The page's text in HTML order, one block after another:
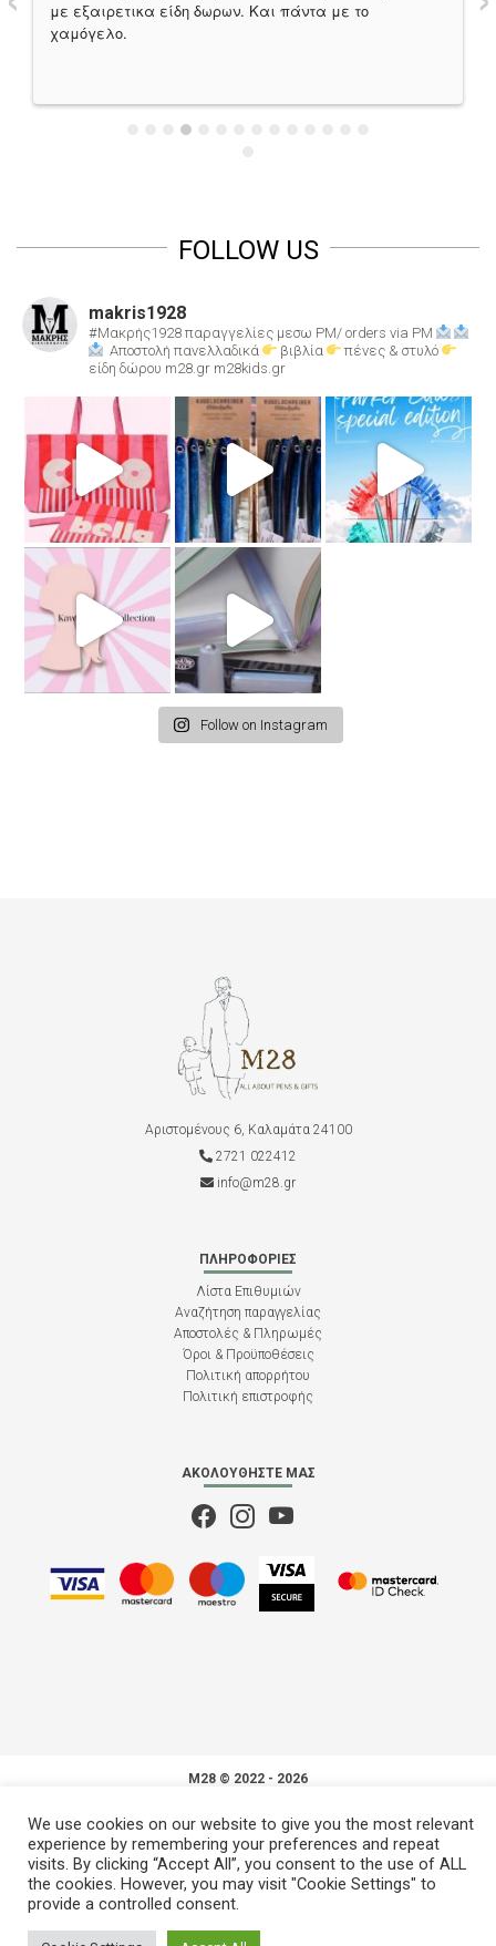
με εξαιρετικα είδη δωρων. Και πάντα με το
χαμόγελο.
FOLLOW US
makris1928
#Μακρής1928 παραγγελίες μεσω PM/ orders via PM
Αποστολή πανελλαδικά
βιβλία
πένες & στυλό
είδη δώρου m28.gr m28kids.gr
Follow on Instagram
Αριστομένους 6, Καλαμάτα 24100
2721 022412
info@m28.gr
ΠΛΗΡΟΦΟΡΊΕΣ
Λίστα Επιθυμιών
Αναζήτηση παραγγελίας
Αποστολές & Πληρωμές
Όροι & Προϋποθέσεις
Πολιτική απορρήτου
Πολιτική επιστροφής
ΑΚΟΛΟΥΘΉΣΤΕ ΜΑΣ
M28 © 2022 - 2026
We use cookies on our website to give you the most relevant
experience by remembering your preferences and repeat
visits. By clicking “Accept All”, you consent to the use of ALL
the cookies. However, you may visit "Cookie Settings" to
provide a controlled consent.